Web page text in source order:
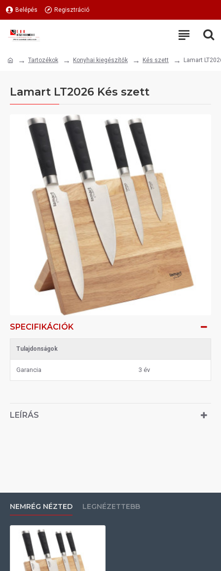
Belépés Regisztráció
Tartozékok Konyhai kiegészítők Kés szett Lamart
Lamart LT2026 Kés szett
SPECIFIKÁCIÓK
Tulajdonságok
Garancia 3 év
LEÍRÁS
NEMRÉG NÉZTED LEGNÉZETTEBB